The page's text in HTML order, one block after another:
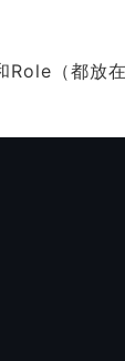
Role（都放